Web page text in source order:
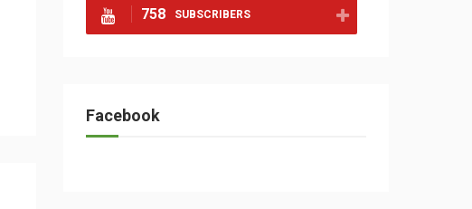
758 SUBSCRIBERS
Facebook